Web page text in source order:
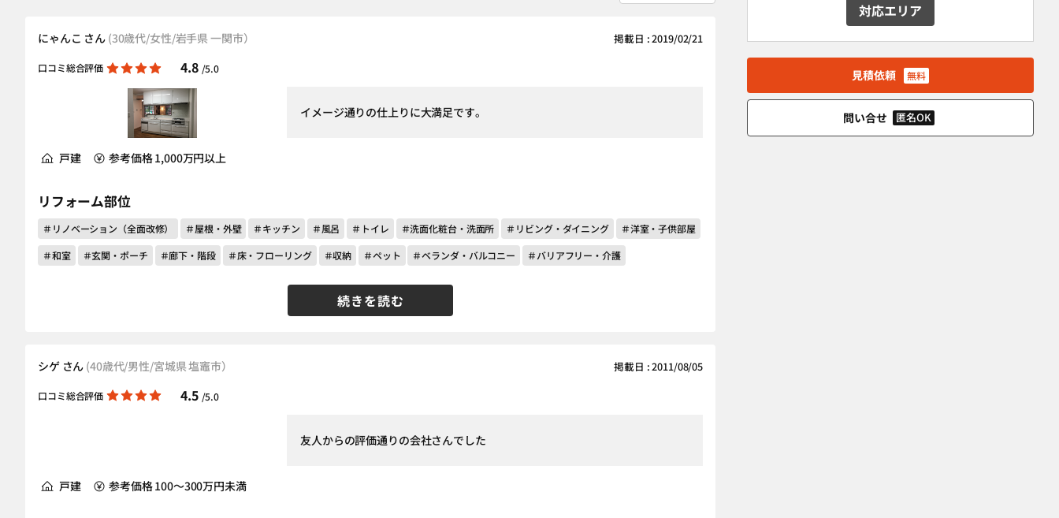
にゃんこ さん (30歳代/女性/岩手県 一関市） 掲載日 : 2019/02/21
口コミ総合評価 4.8 /5.0
イメージ通りの仕上りに大満足です。
続きを読む
戸建 参考価格 1,000万円以上
リフォーム部位
＃リノベーション（全面改修） ＃屋根・外壁 ＃キッチン ＃風呂 ＃トイレ ＃洗面化粧台・洗面所 ＃リビング・ダイニング
＃洋室・子供部屋
＃和室
＃玄関・ポーチ ＃廊下・階段 ＃床・フローリング ＃収納 ＃ペット ＃ベランダ・バルコニー ＃バリアフリー・介護
シゲ さん (40歳代/男性/宮城県 塩竈市） 掲載日 : 2011/08/05
口コミ総合評価 4.5 /5.0
友人からの評価通りの会社さんでした
戸建 参考価格 100～300万円未満
対応エリア
見積依頼 無料
問い合せ 匿名OK